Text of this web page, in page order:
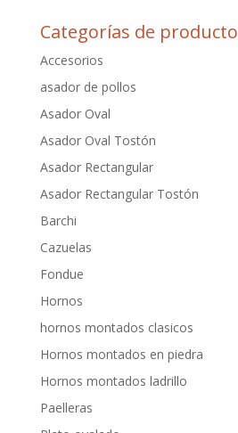
Categorías de producto
Accesorios
asador de pollos
Asador Oval
Asador Oval Tostón
Asador Rectangular
Asador Rectangular Tostón
Barchi
Cazuelas
Fondue
Hornos
hornos montados clasicos
Hornos montados en piedra
Hornos montados ladrillo
Paelleras